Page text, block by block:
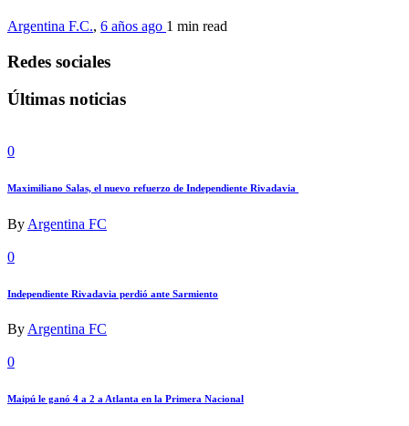
Argentina F.C., 6 años ago 1 min read
Redes sociales
Últimas noticias
0
Maximiliano Salas, el nuevo refuerzo de Independiente Rivadavia
By Argentina FC
0
Independiente Rivadavia perdió ante Sarmiento
ByArgentina FC
0
Maipú le ganó 4 a 2 a Atlanta en la Primera Nacional